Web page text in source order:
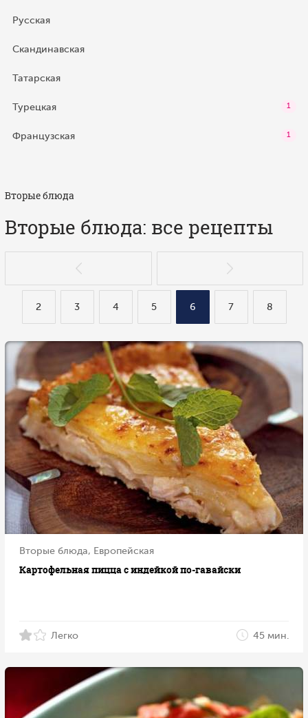
Русская
Скандинавская
Татарская
Турецкая 1
Французская 1
Вторые блюда
Вторые блюда: все рецепты
2 3 4 5 6 7 8
Вторые блюда, Европейская
Картофельная пицца с индейкой по-гавайски
Легко 45 мин.